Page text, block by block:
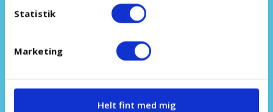
Statistik
Marketing
Helt fint med mig
SOCIALE MEDIER